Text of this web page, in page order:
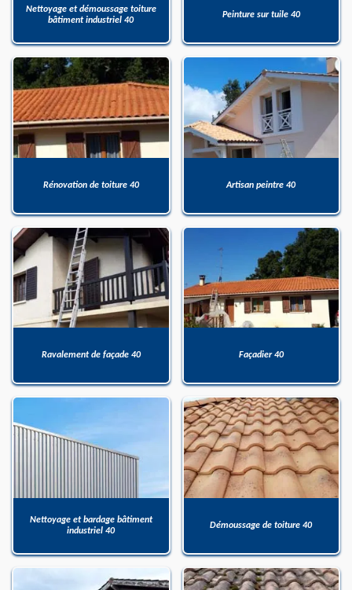
Nettoyage et démoussage toiture
bâtiment industriel 40
Peinture sur tuile 40
Rénovation de toiture 40 Artisan peintre 40
Ravalement de façade 40 Façadier 40
Nettoyage et bardage bâtiment
industriel 40
Démoussage de toiture 40